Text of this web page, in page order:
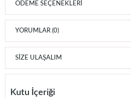
ÖDEME SEÇENEKLERI
YORUMLAR (0)
SIZE ULAŞALIM
Kutu İçeriği